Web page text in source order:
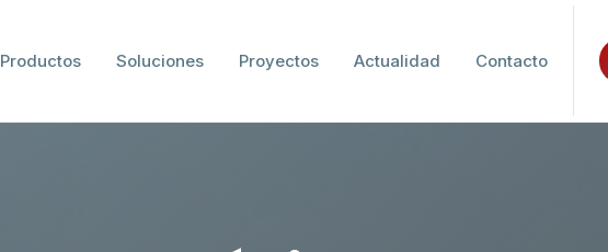
Productos Soluciones Proyectos Actualidad Contacto